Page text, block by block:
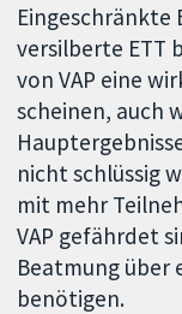
Eingeschränkte
versilberte ETT
von VAP eine
scheinen, auch
nicht schlüssig
mit mehr
VAP gefährdet
Beatmung über
benötigen.